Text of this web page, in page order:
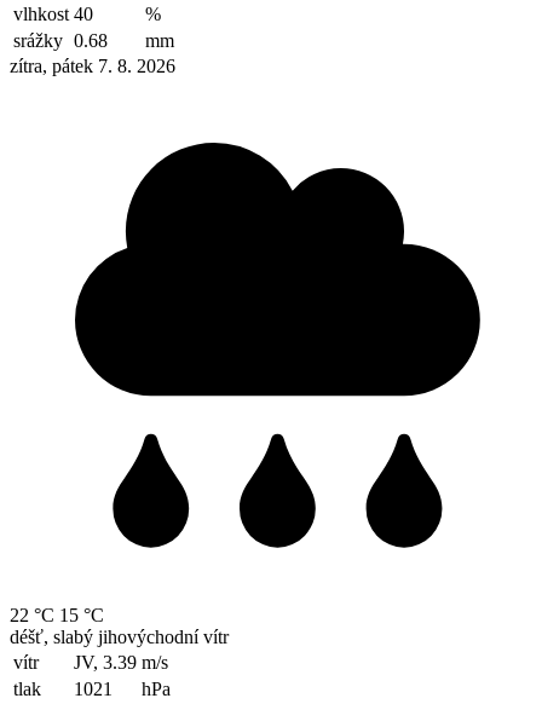
vlhkost 40
%
srážky 0.68
mm
zítra, pátek 7. 8. 2026
22 °C 15 °C
déšť, slabý jihovýchodní vítr
vítr
JV, 3.39 m/s
tlak
1021
hPa